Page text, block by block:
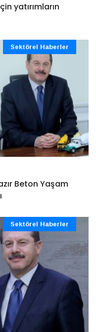
yatırımların
Sektörel Haberler
Beton Yaşam
Sektörel Haberler